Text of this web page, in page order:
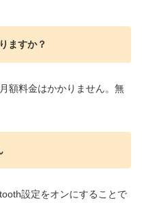
ますか？
額料金はかかりません。無
設定をオンにすることで